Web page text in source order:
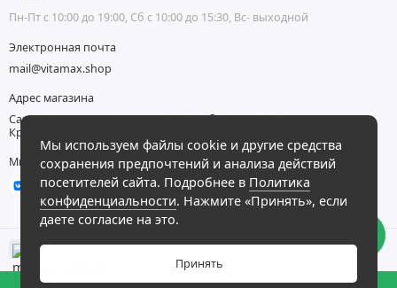
0
Мы используем файлы cookie и другие средства
сохранения предпочтений и анализа действий
посетителей сайта. Подробнее в Политика
конфиденциальности. Нажмите «Принять», если
даете согласие на это.
Принять
Пн-Пт с 10:00 до 19:00, Сб с 10:00 до 15:30, Вс- выходной
Электронная почта
mail@vitamax.shop
Адрес магазина
Самовывоз: г. Москва, г. Санкт-Петербург, г. Ростов-на-дону, г.
Красноярск и др.
Мы в сети